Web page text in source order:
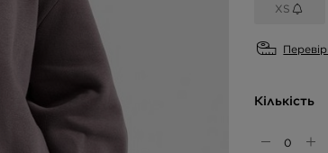
XS
Кількість